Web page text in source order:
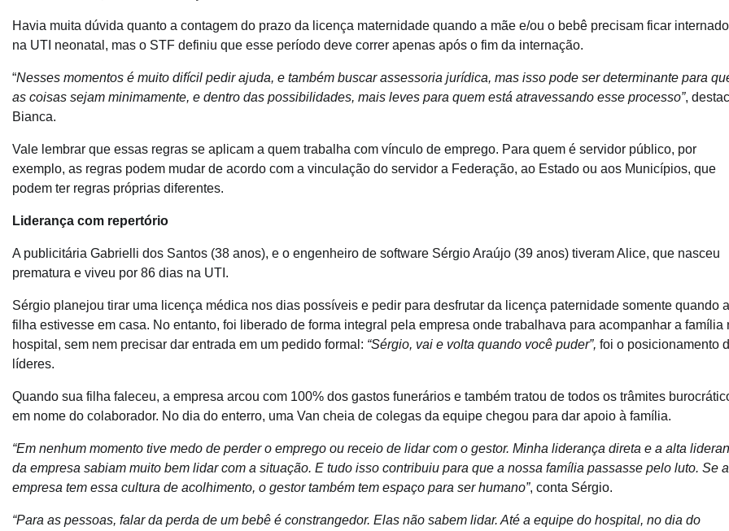
Havia muita dúvida quanto a contagem do prazo da licença maternidade quando a mãe e/ou o bebê precisam ficar
na UTI neonatal, mas o STF definiu que esse período deve correr apenas após o fim da internação.
“Nesses momentos é muito difícil pedir ajuda, e também buscar assessoria jurídica, mas isso pode ser determinante para
as coisas sejam minimamente, e dentro das possibilidades, mais leves para quem está atravessando esse processo”,
Bianca.
Vale lembrar que essas regras se aplicam a quem trabalha com vínculo de emprego. Para quem é servidor público, por
exemplo, as regras podem mudar de acordo com a vinculação do servidor a Federação, ao Estado ou aos Municípios, que
podem ter regras próprias diferentes.
Liderança com repertório
A publicitária Gabrielli dos Santos (38 anos), e o engenheiro de software Sérgio Araújo (39 anos) tiveram Alice, que nasceu
prematura e viveu por 86 dias na UTI.
Sérgio planejou tirar uma licença médica nos dias possíveis e pedir para desfrutar da licença paternidade somente quando a
filha estivesse em casa. No entanto, foi liberado de forma integral pela empresa onde trabalhava para acompanhar a família
hospital, sem nem precisar dar entrada em um pedido formal: “Sérgio, vai e volta quando você puder”, foi o posicionamento
líderes.
Quando sua filha faleceu, a empresa arcou com 100% dos gastos funerários e também tratou de todos os trâmites
em nome do colaborador. No dia do enterro, uma Van cheia de colegas da equipe chegou para dar apoio à família.
“Em nenhum momento tive medo de perder o emprego ou receio de lidar com o gestor. Minha liderança direta e a alta
da empresa sabiam muito bem lidar com a situação. E tudo isso contribuiu para que a nossa família passasse pelo luto. Se a
empresa tem essa cultura de acolhimento, o gestor também tem espaço para ser humano”, conta Sérgio.
“Para as pessoas, falar da perda de um bebê é constrangedor. Elas não sabem lidar. Até a equipe do hospital, no dia do